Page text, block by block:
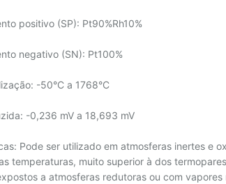
positivo (SP): Pt90%Rh10%
negativo (SN): Pt100%
-50°C a 1768°C
-0,236 mV a 18,693 mV
Pode ser utilizado em atmosferas inertes e
temperaturas, muito superior à dos
a atmosferas redutoras ou com